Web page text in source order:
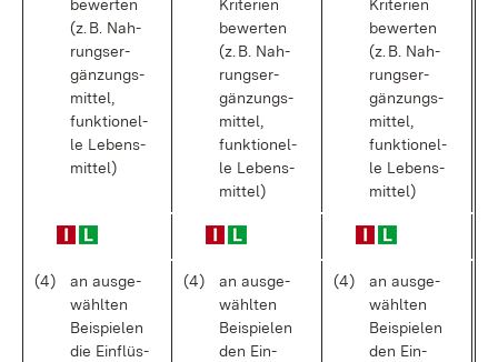
be­wer­ten
(z. B. Nah­
rungs­er­
gän­zungs­
mit­tel,
funk­tio­nel­
le Le­bens­
mit­tel)
Kri­te­ri­en
be­wer­ten
(z. B. Nah­
rungs­er­
gän­zungs­
mit­tel,
funk­tio­nel­
le Le­bens­
mit­tel)
Kri­te­ri­en
be­wer­ten
(z. B. Nah­
rungs­er­
gän­zungs­
mit­tel,
funk­tio­nel­
le Le­bens­
mit­tel)
(4)
an aus­ge­
wähl­ten
Bei­spie­len
die Ein­flüs­
(4)
an aus­ge­
wähl­ten
Bei­spie­len
den Ein­
(4)
an aus­ge­
wähl­ten
Bei­spie­len
den Ein­